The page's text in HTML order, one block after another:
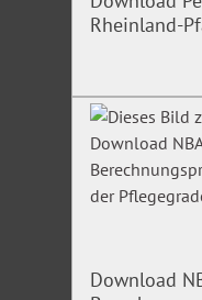
Rheinland-
Download